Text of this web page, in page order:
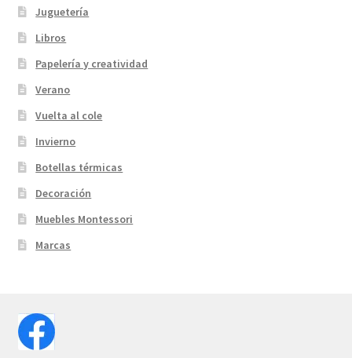
Juguetería
Libros
Papelería y creatividad
Verano
Vuelta al cole
Invierno
Botellas térmicas
Decoración
Muebles Montessori
Marcas